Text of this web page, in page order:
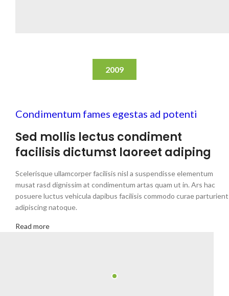
2009
Condimentum fames egestas ad potenti
Sed mollis lectus condiment
facilisis dictumst laoreet adiping
Scelerisque ullamcorper facilisis nisl a suspendisse elementum
musat rasd dignissim at condimentum artas quam ut in. Ars hac
posuere luctus vehicula dapibus facilisis commodo curae parturient
adipiscing natoque.
Read more